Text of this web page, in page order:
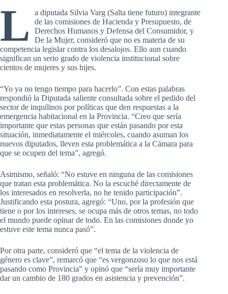
L
a diputada Silvia Varg (Salta tiene futuro) integrante
de las comisiones de Hacienda y Presupuesto, de
Derechos Humanos y Defensa del Consumidor, y
De la Mujer, consideró que no es materia de su
competencia legislar contra los desalojos. Ello aun cuando
significan un serio grado de violencia institucional sobre
cientos de mujeres y sus hijes.
“Yo ya no tengo tiempo para hacerlo”. Con estas palabras
respondió la Diputada saliente consultada sobre el pedido del
sector de inquilinos por políticas que den respuestas a la
emergencia habitacional en la Provincia. “Creo que sería
importante que estas personas que están pasando por esta
situación, inmediatamente el miércoles, cuando asuman los
nuevos diputados, lleven esta problemática a la Cámara para
que se ocupen del tema”, agregó.
Asimismo, señaló: “No estuve en ninguna de las comisiones
que tratan esta problemática. No la escuché directamente de
los interesados en resolverla, no he tenido participación”.
Justificando esta postura, agregó: “Uno, por la profesión que
tiene o por los intereses, se ocupa más de otros temas, no todo
el mundo puede opinar de todo. En las comisiones donde yo
estuve este tema nunca pasó”.
Por otra parte, consideró que “el tema de la violencia de
género es clave”, remarcó que “es vergonzoso lo que nos está
pasando como Provincia” y opinó que “sería muy importante
dar un cambio de 180 grados en asistencia y prevención”.